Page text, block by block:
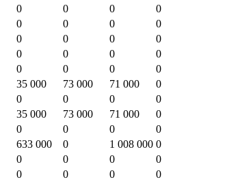
0 0 0
0
0 0 0
0
0 0 0
0
0 0 0
0
0 0 0
0
35 000 73 000 71 000
0
0 0 0
0
35 000 73 000 71 000
0
0 0 0
0
633 000 0 1 008 000 0
0 0 0
0
0 0 0
0